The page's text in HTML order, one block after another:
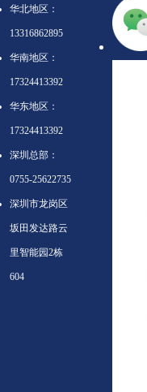
华北地区：
13316862895
华南地区：
17324413392
华东地区：
17324413392
深圳总部：
0755-25622735
深圳市龙岗区
坂田发达路云
里智能园2栋
604